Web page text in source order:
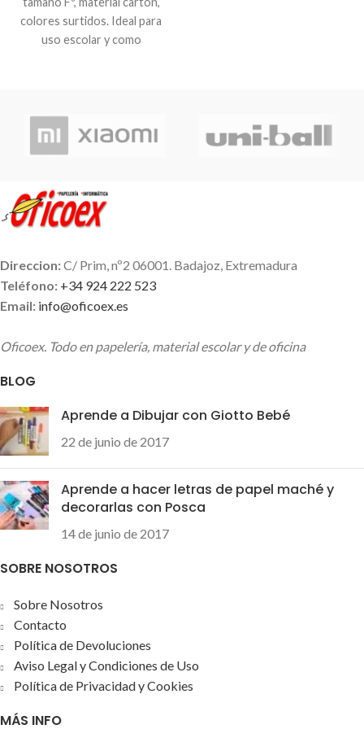
colores surtidos. Ideal para
uso escolar y como
Direccion:C/ Prim, nº2 06001. Badajoz, Extremadura
Teléfono: +34 924 222 523
Email: info@oficoex.es
Oficoex. Todo en papelería, material escolar y de oficina
BLOG
Aprende a Dibujar con Giotto Bebé
22 de junio de 2017
Aprende a hacer letras de papel maché y
decorarlas con Posca
14 de junio de 2017
SOBRE NOSOTROS
Sobre Nosotros
Contacto
Política de Devoluciones
Aviso Legal y Condiciones de Uso
Política de Privacidad y Cookies
MÁS INFO